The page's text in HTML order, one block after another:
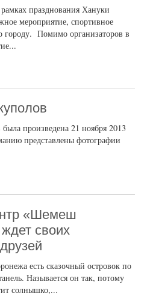
празднования Хануки
мероприятие, спортивное
городу. Помимо организаторов в
произведена 21 ноября 2013
представлены фотографии
«Шемеш
своих
есть сказочный островок по
Называется он так, потому
солнышко,...